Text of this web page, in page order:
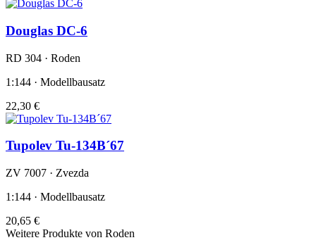
Douglas DC-6
RD 304 · Roden
1:144 · Modellbausatz
22,30 €
Tupolev Tu-134B´67
ZV 7007 · Zvezda
1:144 · Modellbausatz
20,65 €
Weitere Produkte von Roden